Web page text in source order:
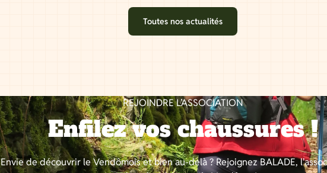
Toutes nos actualités
REJOINDRE L’ASSOCIATION
Enfilez vos chaussures !
Envie de découvrir le Vendômois et bien au-delà ? Rejoignez BALADE,